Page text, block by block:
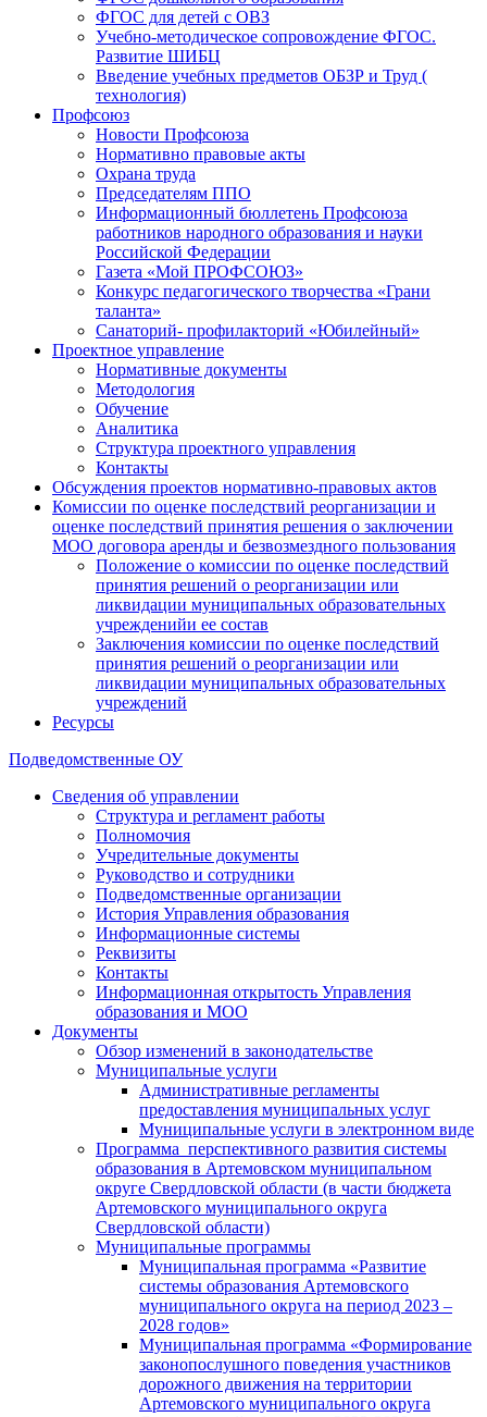
ФГОС для детей с ОВЗ
Учебно-методическое сопровождение ФГОС.
Развитие ШИБЦ
Введение учебных предметов ОБЗР и Труд (
технология)
Профсоюз
Новости Профсоюза
Нормативно правовые акты
Охрана труда
Председателям ППО
Информационный бюллетень Профсоюза
работников народного образования и науки
Российской Федерации
Газета «Мой ПРОФСОЮЗ»
Конкурс педагогического творчества «Грани
таланта»
Санаторий- профилакторий «Юбилейный»
Проектное управление
Нормативные документы
Методология
Обучение
Аналитика
Структура проектного управления
Контакты
Обсуждения проектов нормативно-правовых актов
Комиссии по оценке последствий реорганизации и
оценке последствий принятия решения о заключении
МОО договора аренды и безвозмездного пользования
Положение о комиссии по оценке последствий
принятия решений о реорганизации или
ликвидации муниципальных образовательных
учрежденийи ее состав
Заключения комиссии по оценке последствий
принятия решений о реорганизации или
ликвидации муниципальных образовательных
учреждений
Ресурсы
Подведомственные ОУ
Сведения об управлении
Структура и регламент работы
Полномочия
Учредительные документы
Руководство и сотрудники
Подведомственные организации
История Управления образования
Информационные системы
Реквизиты
Контакты
Информационная открытость Управления
образования и МОО
Документы
Обзор изменений в законодательстве
Муниципальные услуги
Административные регламенты
предоставления муниципальных услуг
Муниципальные услуги в электронном виде
Программа перспективного развития системы
образования в Артемовском муниципальном
округе Свердловской области (в части бюджета
Артемовского муниципального округа
Свердловской области)
Муниципальные программы
Муниципальная программа «Развитие
системы образования Артемовского
муниципального округа на период 2023 –
2028 годов»
Муниципальная программа «Формирование
законопослушного поведения участников
дорожного движения на территории
Артемовского муниципального округа